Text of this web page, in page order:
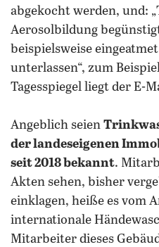
abgekocht werden, und:
Aerosolbildung
beispielsweise
unterlassen“, zum
Tagesspiegel liegt der E-
Angeblich seien
der landeseigenen
seit 2018 bekannt.
Akten sehen, bisher
einklagen, heiße es vom
internationale
Mitarbeiter dieses